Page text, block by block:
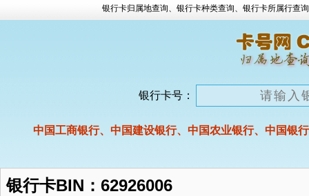
银行卡归属地查询、银行卡种类查询、银行卡所属行查
银行卡号：
中国工商银行、中国建设银行、中国农业银行、中国银
银行卡BIN：62926006